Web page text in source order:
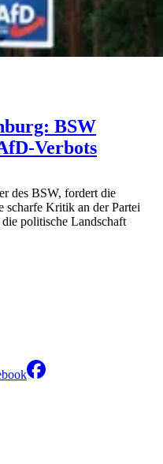
BSW
Verbots
des BSW, fordert die
scharfe Kritik an der Partei
politische Landschaft